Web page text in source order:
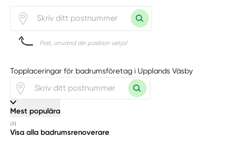
Psst, använd din position vetja!
Topplaceringar för badrumsföretag i Upplands Väsby
Mest populära
Visa alla badrumsrenoverare